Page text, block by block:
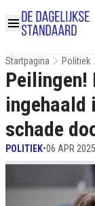
Startpagina Politiek
Peilingen!
ingehaald
schade
POLITIEK•06 APR